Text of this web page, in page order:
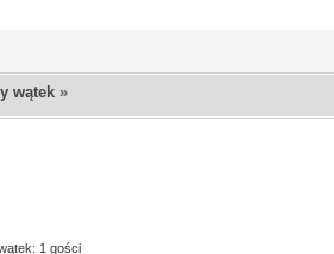
wątek »
1 gości